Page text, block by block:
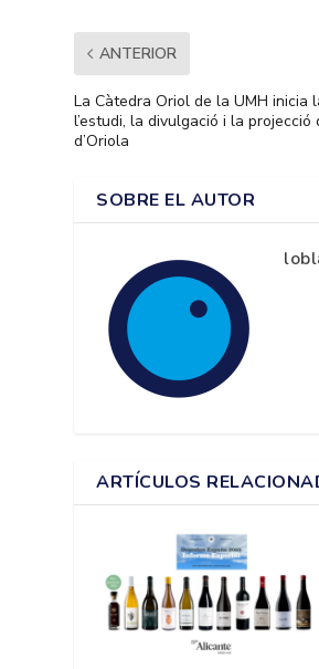
ANTERIOR
La Càtedra Oriol de la UMH inicia
l’estudi, la divulgació i la
d’Oriola
SOBRE EL AUTOR
ARTÍCULOS